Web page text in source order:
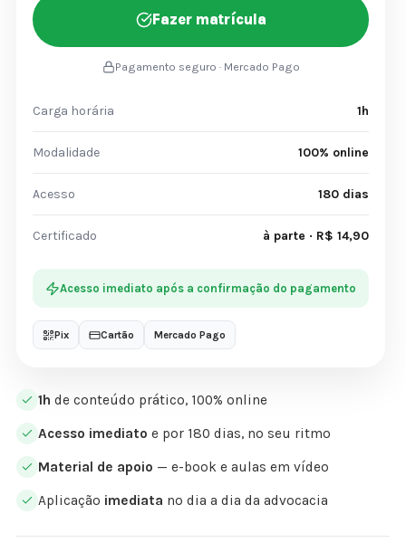
1h de conteúdo prático, 100% online
Acesso imediato e por 180 dias, no seu ritmo
Material de apoio — e-book e aulas em vídeo
Aplicação imediata no dia a dia da advocacia
Fazer matrícula
Pagamento seguro · Mercado Pago
Carga horária 1h
Modalidade 100% online
Acesso 180 dias
Certificado à parte · R$ 14,90
Acesso imediato após a confirmação do pagamento
Pix Cartão Mercado Pago